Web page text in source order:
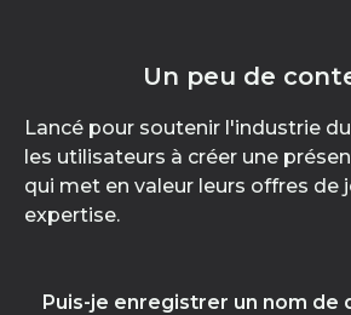
Un peu de
Lancé pour soutenir l'industrie
les utilisateurs à créer une
qui met en valeur leurs offres de
expertise.
Puis-je enregistrer un nom de